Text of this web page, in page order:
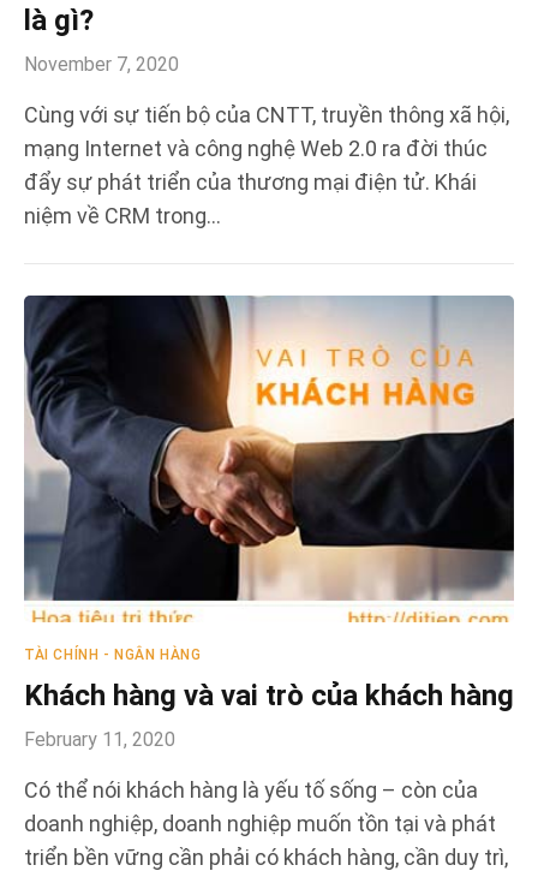
là gì?
November 7, 2020
Cùng với sự tiến bộ của CNTT, truyền thông xã hội,
mạng Internet và công nghệ Web 2.0 ra đời thúc
đẩy sự phát triển của thương mại điện tử. Khái
niệm về CRM trong…
TÀI CHÍNH - NGÂN HÀNG
Khách hàng và vai trò của khách hàng
February 11, 2020
Có thể nói khách hàng là yếu tố sống – còn của
doanh nghiệp, doanh nghiệp muốn tồn tại và phát
triển bền vững cần phải có khách hàng, cần duy trì,